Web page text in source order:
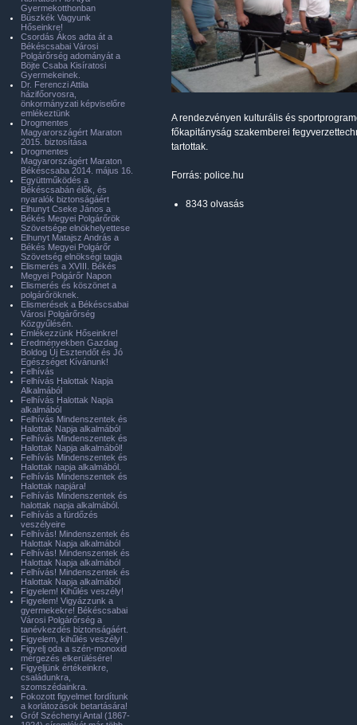
A rendezvényen kulturális és
főkapitányság szakemberei
tartottak.
Forrás: police.hu
8343 olvasás
Gyermekotthonban
Büszkék Vagyunk
Hőseinkre!
Csordás Ákos adta át a
Békéscsabai Városi
Polgárőrség adományát a
Böjte Csaba Kisíratosi
Gyermekeinek.
Dr. Ferenczi Attila
házifőorvosra,
önkormányzati képviselőre
emlékeztünk
Drogmentes
Magyarországért Maraton
2015. biztosítása
Drogmentes
Magyarországért Maraton
Békéscsaba 2014. május 16.
Együttműködés a
Békéscsabán élők, és
nyaralók biztonságáért
Elhunyt Cseke János a
Békés Megyei Polgárőrök
Szövetsége elnökhelyettese
Elhunyt Matajsz András a
Békés Megyei Polgárőr
Szövetség elnökségi tagja
Elismerés a XVIII. Békés
Megyei Polgárőr Napon
Elismerés és köszönet a
polgárőröknek.
Elismerések a Békéscsabai
Városi Polgárőrség
Közgyűlésén.
Emlékezzünk Hőseinkre!
Eredményekben Gazdag
Boldog Új Esztendőt és Jó
Egészséget Kívánunk!
Felhívás
Felhívás Halottak Napja
Alkalmából
Felhívás Halottak Napja
alkalmából
Felhívás Mindenszentek és
Halottak Napja alkalmából
Felhívás Mindenszentek és
Halottak Napja alkalmából!
Felhívás Mindenszentek és
Halottak napja alkalmából.
Felhívás Mindenszentek és
Halottak napjára!
Felhívás Mindenszentek és
halottak napja alkalmából.
Felhívás a fürdőzés
veszélyeire
Felhívás! Mindenszentek és
Halottak Napja alkalmából
Felhívás! Mindenszentek és
Halottak Napja alkalmából
Felhívás! Mindenszentek és
Halottak Napja alkalmából
Figyelem! Kihűlés veszély!
Figyelem! Vigyázzunk a
gyermekekre! Békéscsabai
Városi Polgárőrség a
tanévkezdés biztonságáért.
Figyelem, kihűlés veszély!
Figyelj oda a szén-monoxid
mérgezés elkerülésére!
Figyeljünk értékeinkre,
családunkra,
szomszédainkra.
Fokozott figyelmet fordítunk
a korlátozások betartására!
Gróf Széchenyi Antal (1867-